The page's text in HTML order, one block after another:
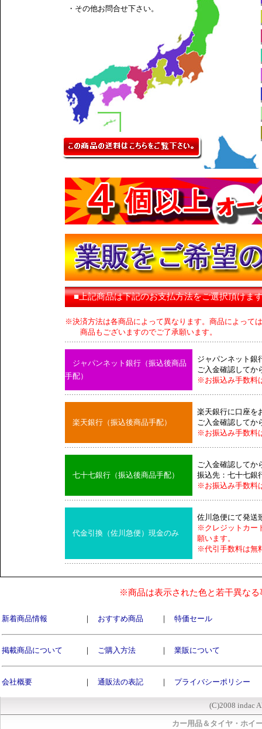
・その他お問合せ下さい。
■上記商品は下記のお支払方法をご選択頂けま
※決済方法は各商品によって異なります。商品によって
商品もございますのでご了承願います。
ジャパンネット銀行（振込後商品
手配）
ジャパンネット銀
ご入金確認してか
※お振込み手数料
楽天銀行（振込後商品手配）
楽天銀行に口座を
ご入金確認してか
※お振込み手数料
七十七銀行（振込後商品手配）
ご入金確認してか
振込先：七十七銀
※お振込み手数料
代金引換（佐川急便）現金のみ
佐川急便にて発送
※クレジットカー
願います。
※代引手数料は無
※商品は表示された色と若干異な
新着商品情報 ｜ おすすめ商品 ｜ 特価セール
掲載商品について ｜ ご購入方法 ｜ 業販について
会社概要 ｜ 通販法の表記 ｜ プライバシーポリシー
(C)2008 indac
カー用品＆タイヤ・ホイ